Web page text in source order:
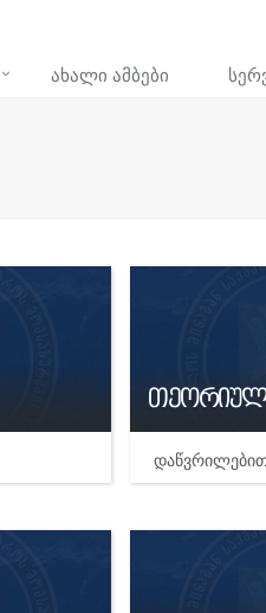
ᲐᲮᲐᲚᲘ ᲐᲛᲑᲔᲑᲘ